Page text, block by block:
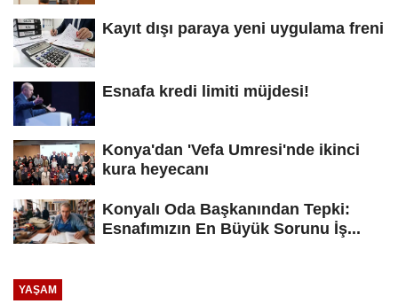
Kayıt dışı paraya yeni uygulama freni
Esnafa kredi limiti müjdesi!
Konya'dan 'Vefa Umresi'nde ikinci
kura heyecanı
Konyalı Oda Başkanından Tepki:
Esnafımızın En Büyük Sorunu İş...
YAŞAM